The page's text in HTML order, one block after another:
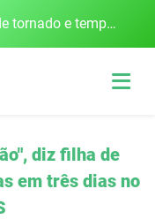
Defesa Civil alerta para risco de tornado e tempestades severas no RS entre esta quinta e sexta-feira
diz filha de
em três dias no